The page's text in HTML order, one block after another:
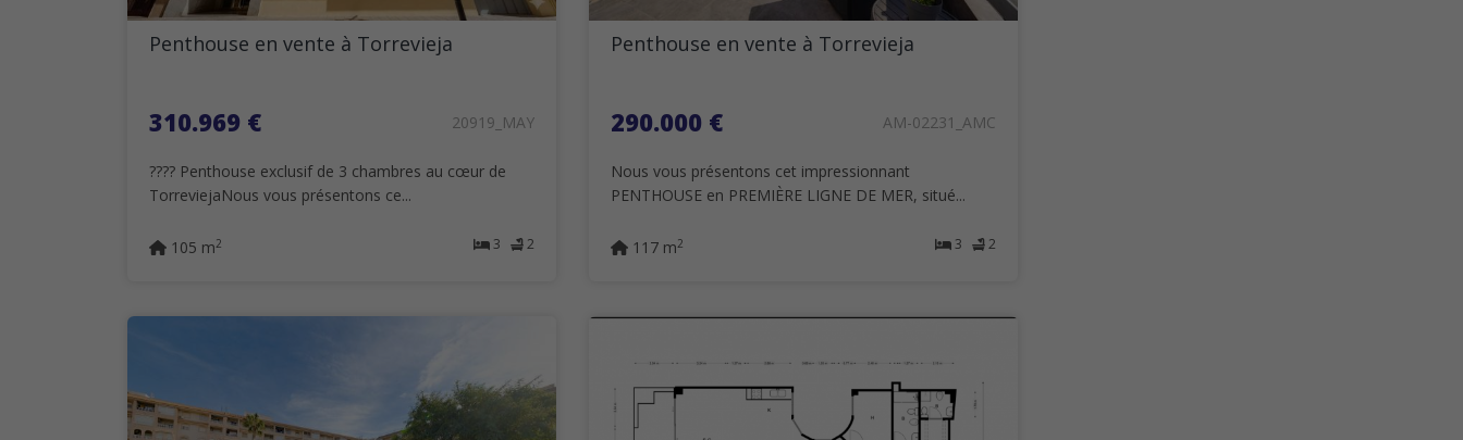
Penthouse en vente à Torrevieja
310.969 € 20919_MAY
???? Penthouse exclusif de 3 chambres au cœur de
TorreviejaNous vous présentons ce...
3 2
105 m2
Penthouse en vente à Torrevieja
290.000 € AM-02231_AMC
Nous vous présentons cet impressionnant
PENTHOUSE en PREMIÈRE LIGNE DE MER, situé...
3 2
117 m2